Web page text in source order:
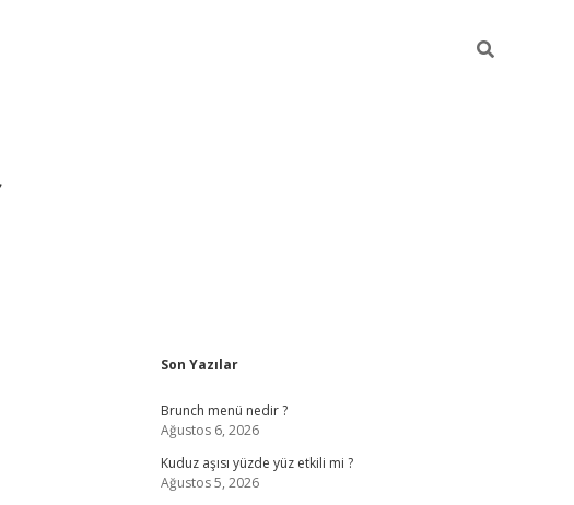
Sidebar
Son Yazılar
Brunch menü nedir ?
Ağustos 6, 2026
Kuduz aşısı yüzde yüz etkili mi ?
Ağustos 5, 2026